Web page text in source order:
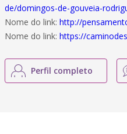
de/domingos-de-gouveia-
Nome do link: http://
Nome do link: https://
Perfil completo